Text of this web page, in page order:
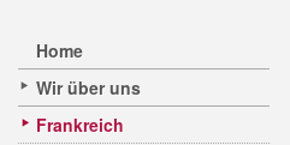
Home
Wir über uns
Frankreich